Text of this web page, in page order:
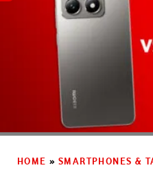
HOME » SMARTPHONES &